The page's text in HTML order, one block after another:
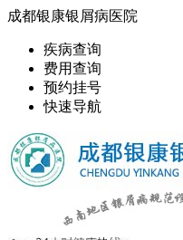
成都银康银屑病医院
疾病查询
费用查询
预约挂号
快速导航